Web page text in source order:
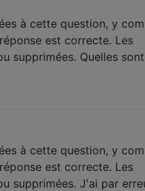
à cette question, y
est correcte. Les
supprimées. Quelles
à cette question, y
est correcte. Les
supprimées. J'ai par